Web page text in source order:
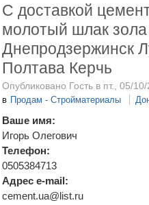
С доставкой
молотый шлак
Днепродзержинск
Полтава Керчь
Опубликовано Гость в пт., 05/
в Продам - Стройматериалы
Ваше имя:
Игорь Олегович
Телефон:
0505384713
Адрес e-mail:
cement.ua@list.ru